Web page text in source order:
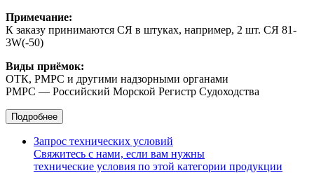
Примечание:
К заказу принимаются СЯ в штуках, например, 2 шт. СЯ 81-
3W(-50)
Виды приёмок:
ОТК, РМРС и другими надзорными органами
РМРС — Российский Морской Регистр Судоходства
Подробнее
Запрос технических условий
Свяжитесь с нами, если вам нужны
технические условия по этой категории продукции